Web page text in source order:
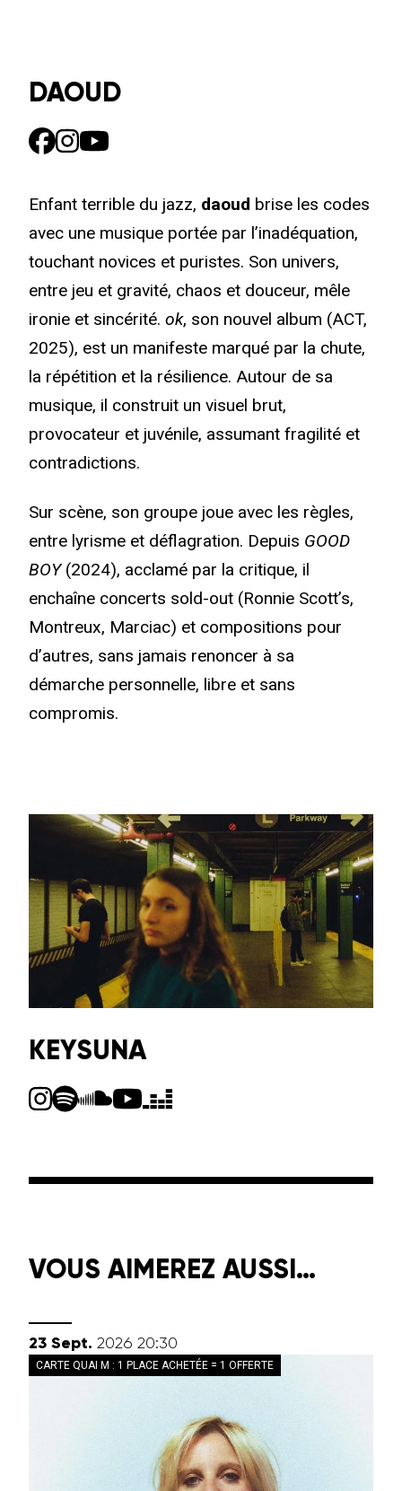
DAOUD
Enfant terrible du jazz, daoud brise les codes
avec une musique portée par l’inadéquation,
touchant novices et puristes. Son univers,
entre jeu et gravité, chaos et douceur, mêle
ironie et sincérité. ok, son nouvel album (ACT,
2025), est un manifeste marqué par la chute,
la répétition et la résilience. Autour de sa
musique, il construit un visuel brut,
provocateur et juvénile, assumant fragilité et
contradictions.
Sur scène, son groupe joue avec les règles,
entre lyrisme et déflagration. Depuis GOOD
BOY(2024), acclamé par la critique, il
enchaîne concerts sold-out (Ronnie Scott’s,
Montreux, Marciac) et compositions pour
d’autres, sans jamais renoncer à sa
démarche personnelle, libre et sans
compromis.
KEYSUNA
VOUS AIMEREZ AUSSI…
23 septembre
Sept. 2026 20:30
CARTE QUAI M : 1 PLACE ACHETÉE = 1 OFFERTE